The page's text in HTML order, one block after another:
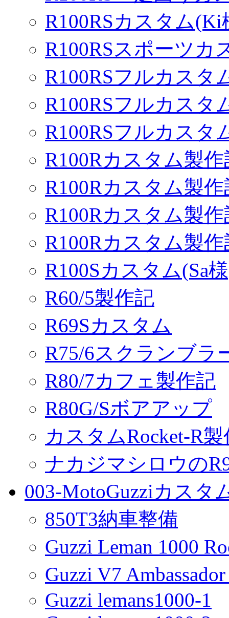
R100RSカスタム(Ki
R100RSスポーツカ
R100RSフルカスタ
R100RSフルカスタ
R100RSフルカスタ
R100Rカスタム製作
R100Rカスタム製作
R100Rカスタム製作
R100Rカスタム製
R100Sカスタム(Sa
R60/5製作記
R69Sカスタム
R75/6スクランブラ
R80/7カフェ製作記
R80G/Sボアアップ
カスタムRocket-R
ナカジマシロウの
003-MotoGuzziカスタ
850T3納車整備
Guzzi Leman 1000
Guzzi V7
Guzzi lemans1000-1